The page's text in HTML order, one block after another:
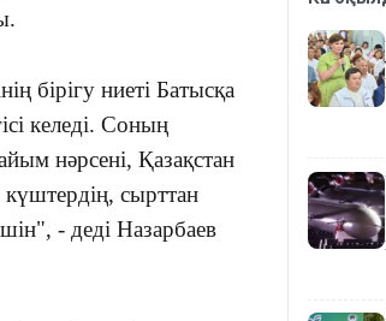
бірігу ниеті Батысқа
келеді. Соның
нәрсені, Қазақстан
сырттан
- деді Назарбаев
12:40